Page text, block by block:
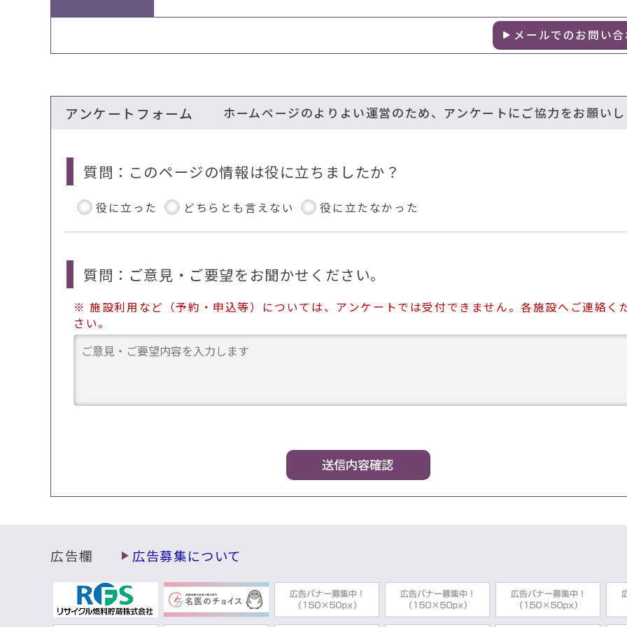
メールでのお問い合
アンケートフォーム ホームページのよりよい運営のため、アンケートにご協力をお願い
質問：このページの情報は役に立ちましたか？
役に立った どちらとも言えない 役に立たなかった
質問：ご意見・ご要望をお聞かせください。
※ 施設利用など（予約・申込等）については、アンケートでは受付できません。各施設へご連絡く
さい。
広告欄 広告募集について